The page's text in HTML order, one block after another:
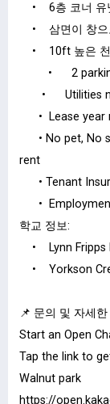
• 6층 코너 유
• 삼면이 창으
• 10ft 높은 천
• 2 parking
• Utilities not
• Lease year
• No pet, No
rent
• Tenant
•
학교 정보:
• Lynn Fripps
• Yorkson
📌 문의 및 자세
Start an Open
Tap the link to
Walnut park
https://